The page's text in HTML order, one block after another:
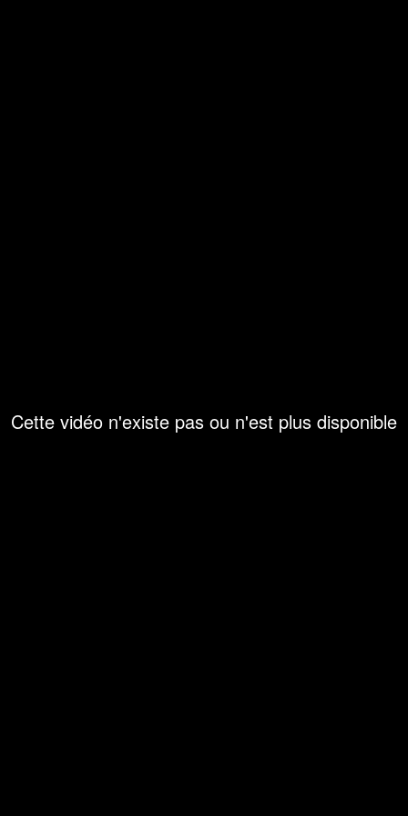
Cette vidéo n'existe pas ou n'est plus disponible